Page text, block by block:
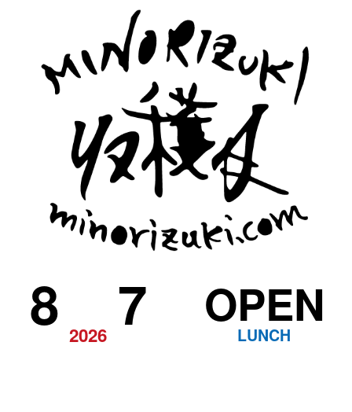
2026
8 7 LUNCH
OPEN